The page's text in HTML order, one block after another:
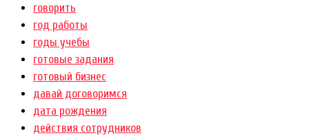
говорить
год работы
годы учебы
готовые задания
готовый бизнес
давай договоримся
дата рождения
действия сотрудников